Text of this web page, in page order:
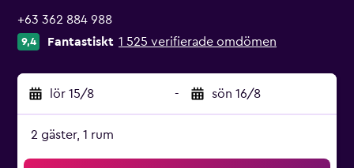
+63 362 884 988
9,4 Fantastiskt 1 525 verifierade omdömen
lör 15/8 - sön 16/8
2 gäster, 1 rum